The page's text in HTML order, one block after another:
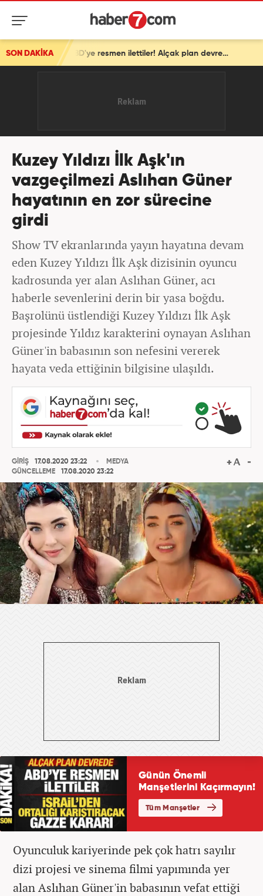
SON DAKİKA İsrail'den ortalığı karıştıracak Gazze kararı! ABD'ye resmen ilettiler! Alçak plan devrede
Kuzey Yıldızı İlk Aşk'ın
vazgeçilmezi Aslıhan Güner
hayatının en zor sürecine
girdi
Show TV ekranlarında yayın hayatına devam
eden Kuzey Yıldızı İlk Aşk dizisinin oyuncu
kadrosunda yer alan Aslıhan Güner, acı
haberle sevenlerini derin bir yasa boğdu.
Başrolünü üstlendiği Kuzey Yıldızı İlk Aşk
projesinde Yıldız karakterini oynayan Aslıhan
Güner'in babasının son nefesini vererek
hayata veda ettiğinin bilgisine ulaşıldı.
GİRİŞ
17.08.2020 23:22
GÜNCELLEME
17.08.2020 23:22
MEDYA
Oyunculuk kariyerinde pek çok hatrı sayılır
dizi projesi ve sinema filmi yapımında yer
alan Aslıhan Güner'in babasının vefat ettiği